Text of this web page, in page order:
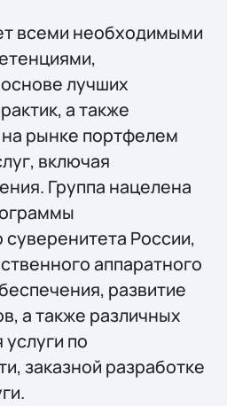
всеми необходимыми
лучших
а также
рынке портфелем
включая
Группа нацелена
России,
аппаратного
развитие
а также различных
по
заказной разработке